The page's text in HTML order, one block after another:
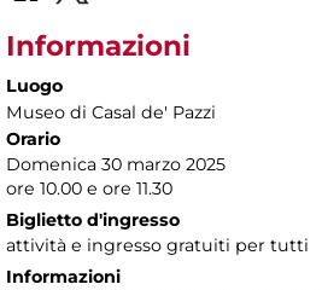
Informazioni
Luogo
Museo di Casal de' Pazzi
Orario
Domenica 30 marzo 2025
ore 10.00 e ore 11.30
Biglietto d'ingresso
attività e ingresso gratuiti per tutti
Informazioni